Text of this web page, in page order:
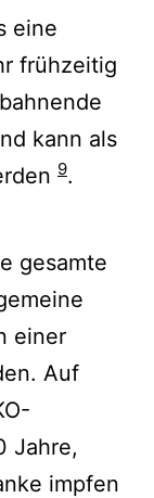
eine
frühzeitig
kann als
9.
gesamte
einer
Auf
Jahre,
impfen